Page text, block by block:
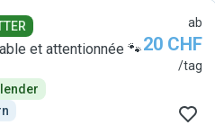
et attentionnée 🐾
ab
20 CHF
/tag